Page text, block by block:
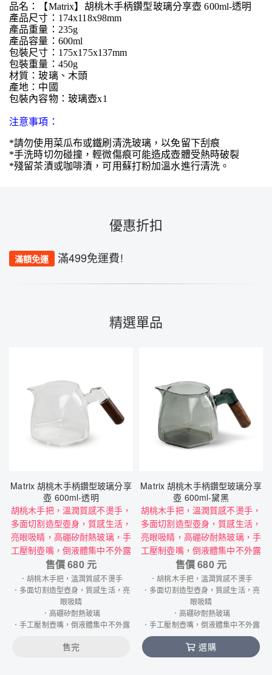
品名：【Matrix】胡桃木手柄鑽型玻璃分享壺 600ml-透明
產品尺寸：174x118x98mm
產品重量：235g
產品容量：600ml
包裝尺寸：175x175x137mm
包裝重量：450g
材質：玻璃、木頭
產地：中國
包裝內容物：玻璃壺x1
注意事項：
*請勿使用菜瓜布或鐵刷清洗玻璃，以免留下刮痕
*手洗時切勿碰撞，輕微傷痕可能造成壺體受熱時破裂
*殘留茶漬或咖啡漬，可用蘇打粉加溫水進行清洗。
優惠折扣
滿額免運 滿499免運費!
精選單品
Matrix 胡桃木手柄鑽型玻璃分享
壺 600ml-透明
胡桃木手把，溫潤質感不燙手，
多面切割造型壺身，質感生活，
亮眼吸睛，高硼矽耐熱玻璃，手
工壓制壺嘴，倒液體集中不外露
售價680元
．胡桃木手把，溫潤質感不燙手
．多面切割造型壺身，質感生活，亮
眼吸睛
．高硼矽耐熱玻璃
．手工壓制壺嘴，倒液體集中不外露
售完
Matrix 胡桃木手柄鑽型玻璃分享
壺 600ml-黛黑
胡桃木手把，溫潤質感不燙手，
多面切割造型壺身，質感生活，
亮眼吸睛，高硼矽耐熱玻璃，手
工壓制壺嘴，倒液體集中不外露
售價680元
．胡桃木手把，溫潤質感不燙手
．多面切割造型壺身，質感生活，亮
眼吸睛
．高硼矽耐熱玻璃
．手工壓制壺嘴，倒液體集中不外露
選購